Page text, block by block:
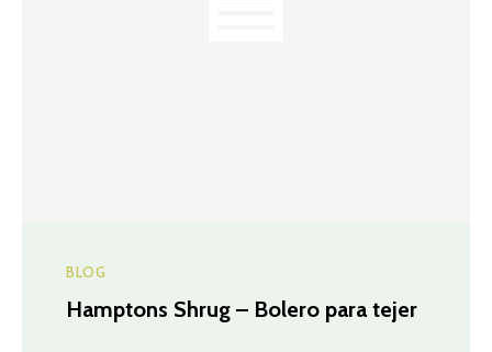
BLOG
Hamptons Shrug – Bolero para tejer